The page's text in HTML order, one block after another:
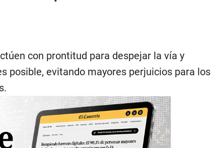
con prontitud para despejar la vía y
posible, evitando mayores perjuicios para los